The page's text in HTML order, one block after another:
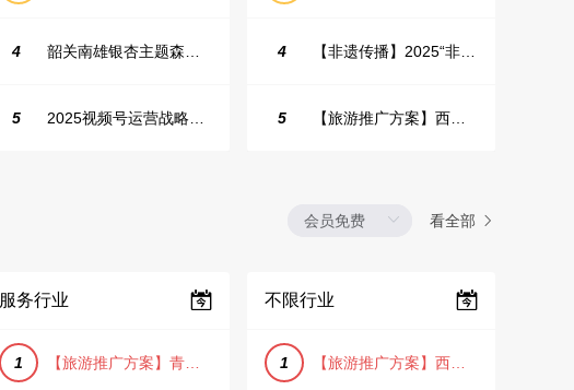
4 韶关南雄银杏主题森林公园总体设计概念规划方案
5 2025视频号运营战略：数据驱动增长全景指南
4 【非遗传播】2025“非遗融入现代生活”互联网平台助力非遗传播与消费专题报告（PDF格式）
5 【旅游推广方案】西安城市旅游介绍PPT（古风/文化/历史）
看全部
服务行业
1 【旅游推广方案】青岛城市活力与山海魅力旅游推广方案（PPT格式）
不限行业
1 【旅游推广方案】西安城市旅游介绍PPT（古风/文化/历史）